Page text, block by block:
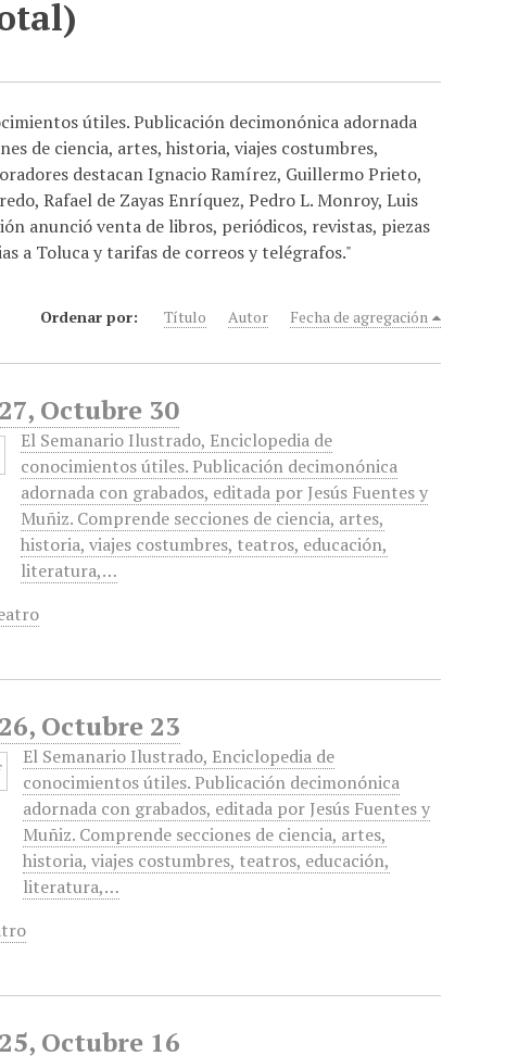
útiles. Publicación decimonónica adornada
de ciencia, artes, historia, viajes costumbres,
destacan Ignacio Ramírez, Guillermo Prieto,
Rafael de Zayas Enríquez, Pedro L. Monroy, Luis
anunció venta de libros, periódicos, revistas, piezas
a Toluca y tarifas de correos y telégrafos."
Ordenar por: Título Autor Fecha de agregación
Octubre 30
El Semanario Ilustrado, Enciclopedia de
conocimientos útiles. Publicación decimonónica
adornada con grabados, editada por Jesús Fuentes y
Muñiz. Comprende secciones de ciencia, artes,
historia, viajes costumbres, teatros, educación,
literatura,…
Octubre 23
El Semanario Ilustrado, Enciclopedia de
conocimientos útiles. Publicación decimonónica
adornada con grabados, editada por Jesús Fuentes y
Muñiz. Comprende secciones de ciencia, artes,
historia, viajes costumbres, teatros, educación,
literatura,…
Octubre 16